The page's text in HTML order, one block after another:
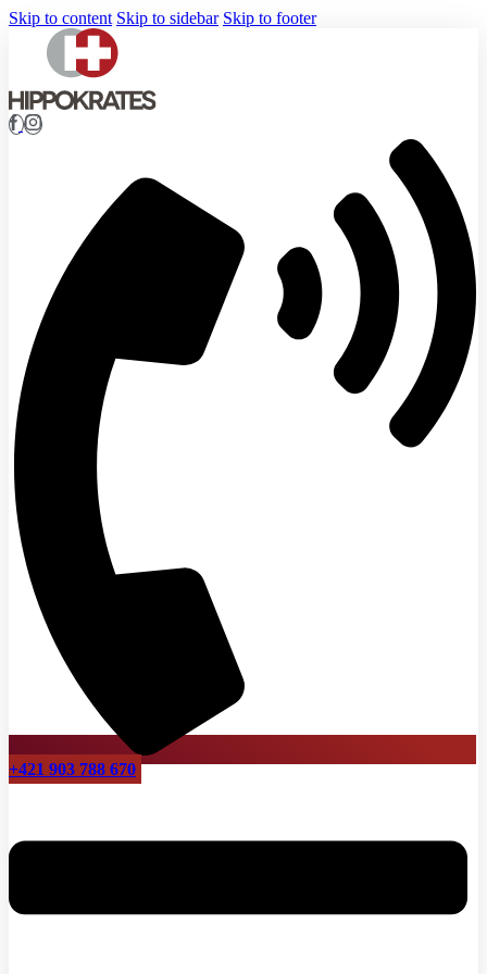
Skip to content Skip to sidebar Skip to footer
+421 903 788 670